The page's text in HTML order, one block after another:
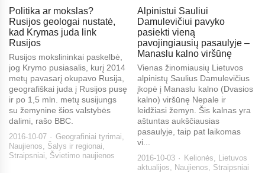
Politika ar mokslas?
Rusijos geologai nustatė,
kad Krymas juda link
Rusijos
Rusijos mokslininkai paskelbė,
jog Krymo pusiasalis, kurį 2014
metų pavasarį okupavo Rusija,
geografiškai juda į Rusijos pusę
ir po 1,5 mln. metų susijungs
su žemynine šios valstybės
dalimi, rašo BBC.
2016-10-07 Geografiniai tyrimai,
Naujienos, Šalys ir regionai,
Straipsniai, Švietimo naujienos
Alpinistui Sauliui
Damulevičiui pavyko
pasiekti vieną
pavojingiausių pasaulyje –
Manaslu kalno viršūnę
Vienas žinomiausių Lietuvos
alpinistų Saulius Damulevičius
įkopė į Manaslu kalno (Dvasios
kalno) viršūnę Nepale ir
leidžiasi žemyn. Šis kalnas yra
aštuntas aukščiausias
pasaulyje, taip pat laikomas
vi...
2016-10-03 Kelionės, Lietuvos
aktualijos, Naujienos, Straipsniai